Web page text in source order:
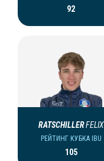
92
RATSCHILLERFELIX
РЕЙТИНГ КУБКА IBU
105